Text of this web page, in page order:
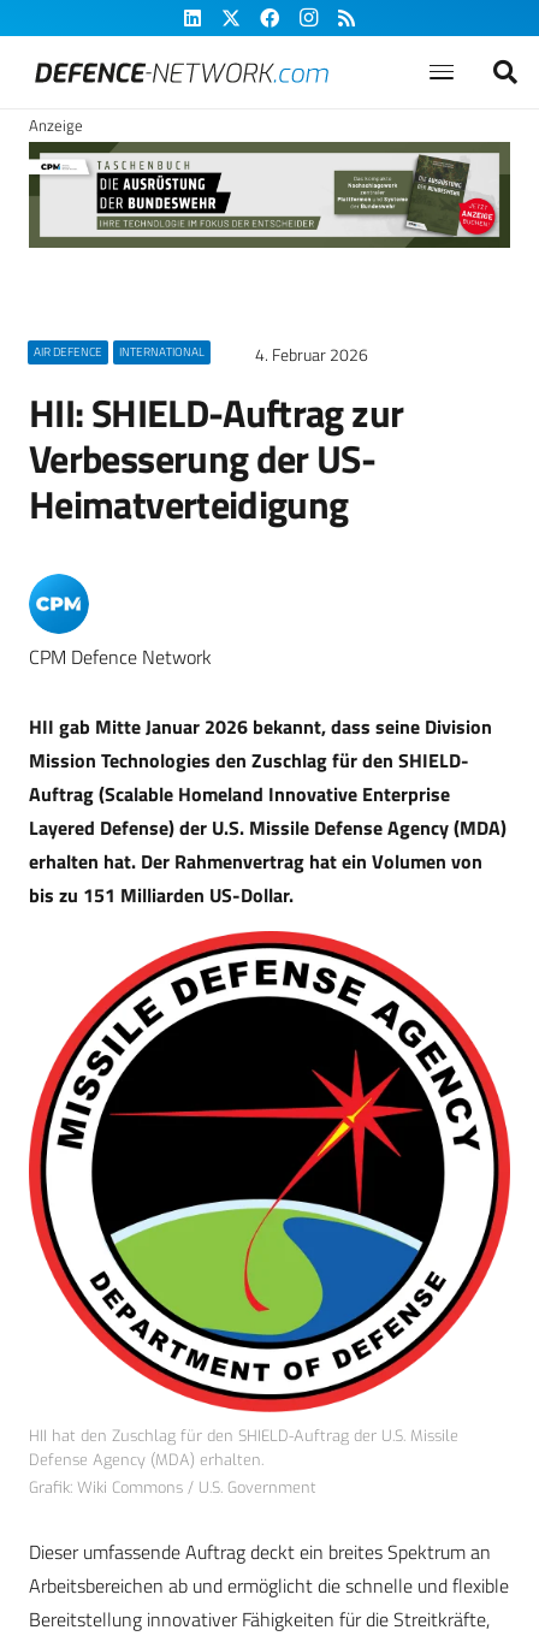
Anzeige
AIR DEFENCE INTERNATIONAL 4. Februar 2026
HII: SHIELD-Auftrag zur
Verbesserung der US-
Heimatverteidigung
CPM Defence Network
HII gab Mitte Januar 2026 bekannt, dass seine Division
Mission Technologies den Zuschlag für den SHIELD-
Auftrag (Scalable Homeland Innovative Enterprise
Layered Defense) der U.S. Missile Defense Agency (MDA)
erhalten hat. Der Rahmenvertrag hat ein Volumen von
bis zu 151 Milliarden US-Dollar.
HII hat den Zuschlag für den SHIELD-Auftrag der U.S. Missile
Defense Agency (MDA) erhalten.
Grafik: Wiki Commons / U.S. Government
Dieser umfassende Auftrag deckt ein breites Spektrum an
Arbeitsbereichen ab und ermöglicht die schnelle und flexible
Bereitstellung innovativer Fähigkeiten für die Streitkräfte,